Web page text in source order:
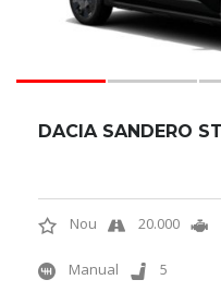
Nou 20.000
Manual 5